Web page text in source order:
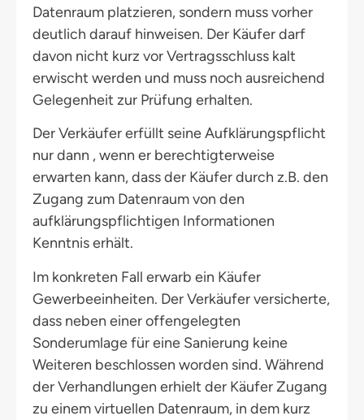
Datenraum platzieren, sondern muss vorher
deutlich darauf hinweisen. Der Käufer darf
davon nicht kurz vor Vertragsschluss kalt
erwischt werden und muss noch ausreichend
Gelegenheit zur Prüfung erhalten.
Der Verkäufer erfüllt seine Aufklärungspflicht
nur dann , wenn er berechtigterweise
erwarten kann, dass der Käufer durch z.B. den
Zugang zum Datenraum von den
aufklärungspflichtigen Informationen
Kenntnis erhält.
Im konkreten Fall erwarb ein Käufer
Gewerbeeinheiten. Der Verkäufer versicherte,
dass neben einer offengelegten
Sonderumlage für eine Sanierung keine
Weiteren beschlossen worden sind. Während
der Verhandlungen erhielt der Käufer Zugang
zu einem virtuellen Datenraum, in dem kurz